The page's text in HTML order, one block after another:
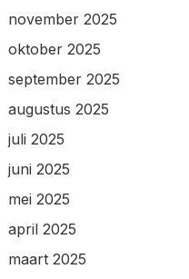
november 2025
oktober 2025
september 2025
augustus 2025
juli 2025
juni 2025
mei 2025
april 2025
maart 2025